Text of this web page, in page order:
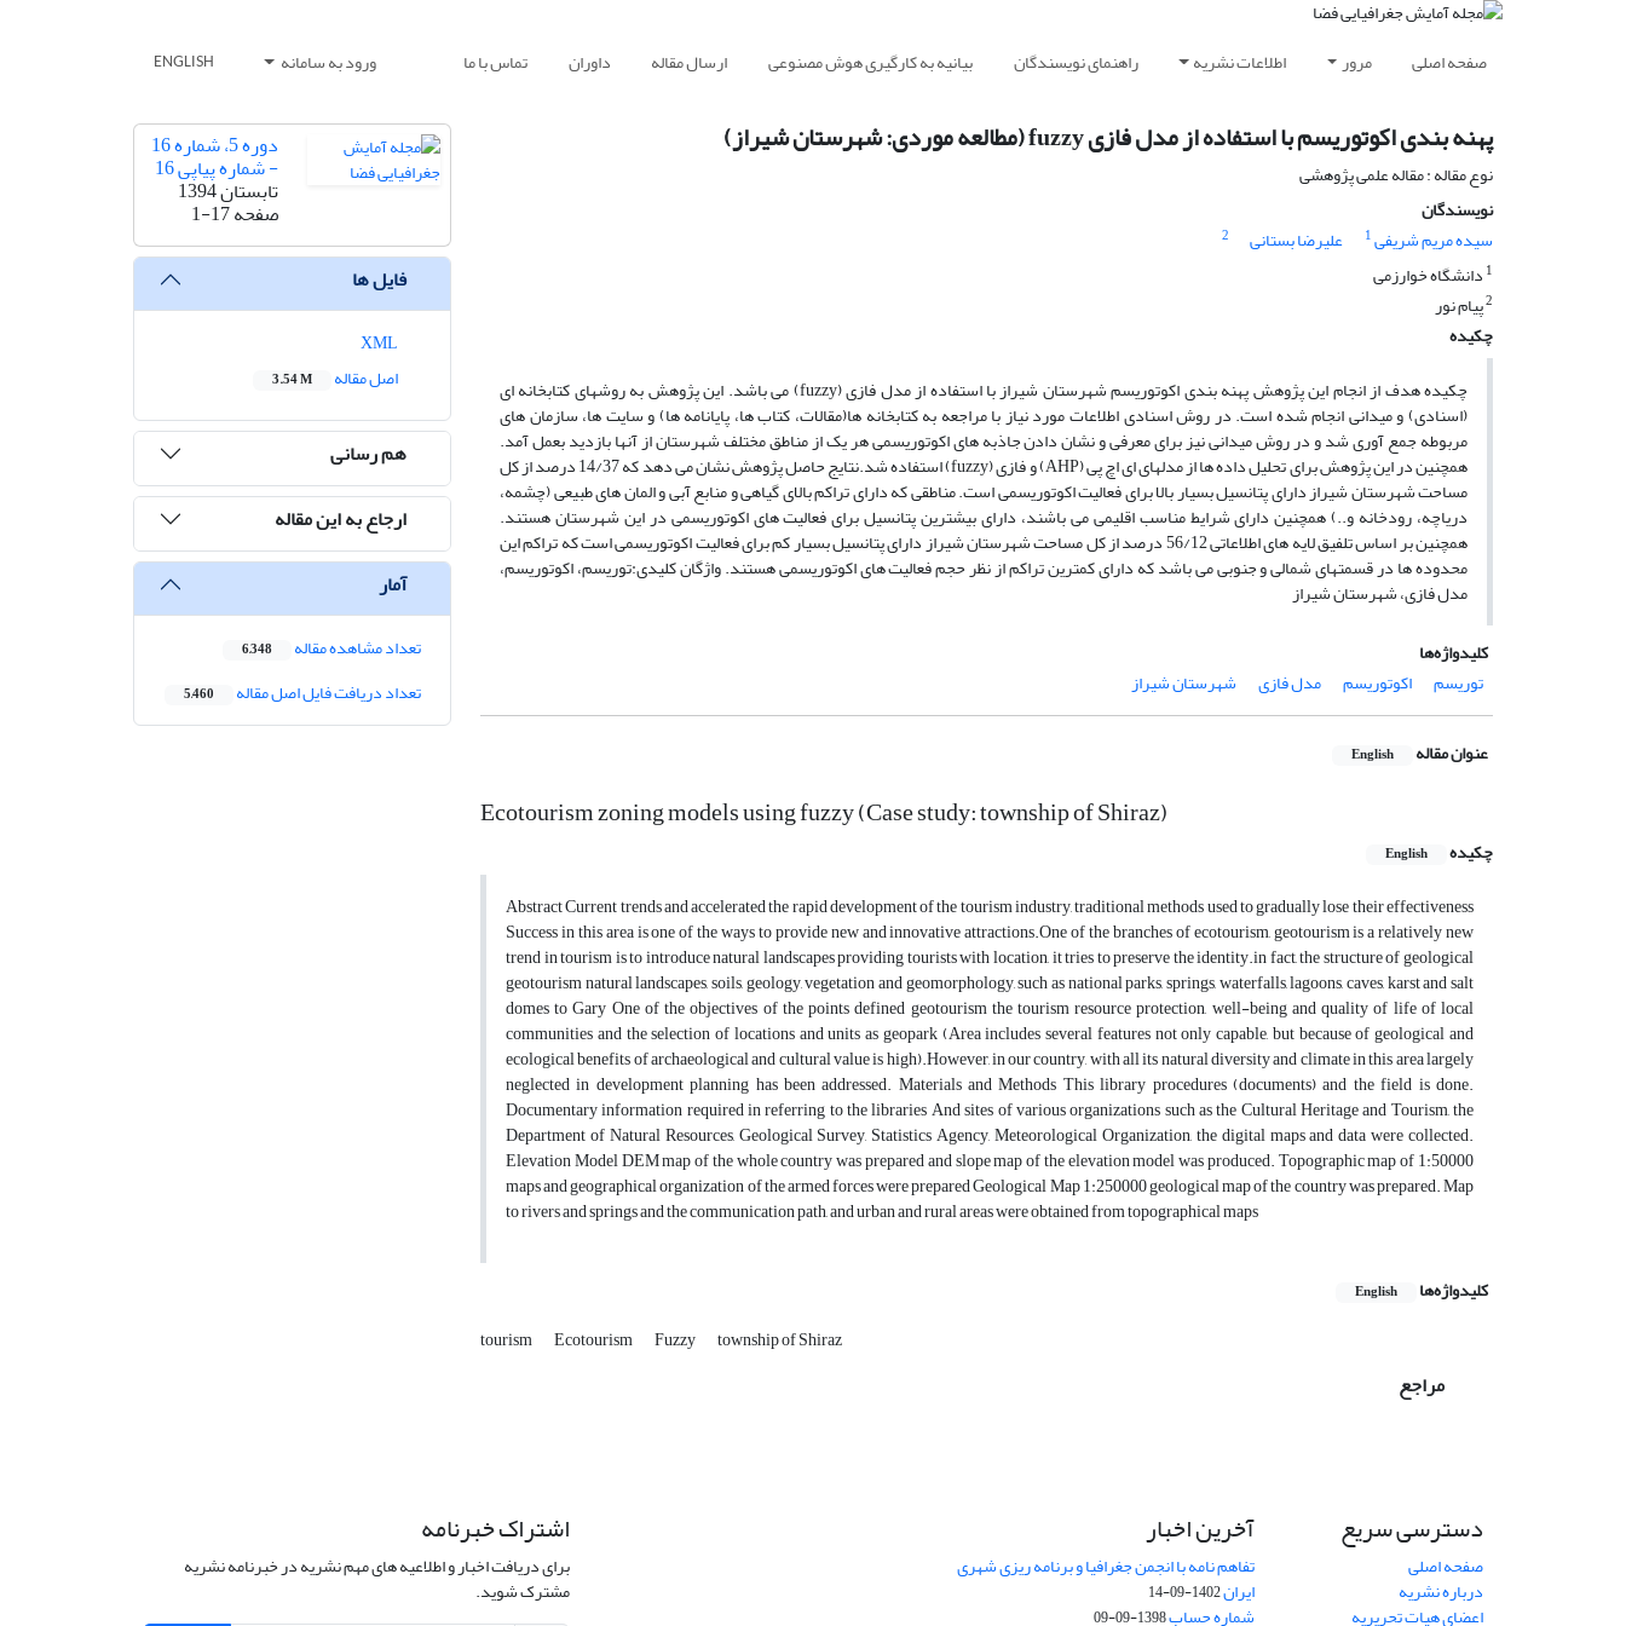
صفحه اصلی مرور اطلاعات نشریه راهنمای نویسندگان بیانیه به کارگیری هوش مصنوعی ارسال مقاله داوران تماس با ما ورود به سامانه ENGLISH
پهنه بندی اکوتوریسم با استفاده از مدل فازی fuzzy (مطالعه موردی: شهرستان شیراز)
نوع مقاله : مقاله علمی پژوهشی
نویسندگان
سیده مریم شریفی1 علیرضا بستانی
2
1 دانشگاه خوارزمی
2پیام نور
چکیده
چکیده هدف از انجام این پژوهش پهنه بندی اکوتوریسم شهرستان شیراز با استفاده از مدل فازی (fuzzy) می باشد. این پژوهش به روشهای کتابخانه ای
(اسنادی) و میدانی انجام شده است. در روش اسنادی اطلاعات مورد نیاز با مراجعه به کتابخانه ها(مقالات، کتاب ها، پایانامه ها) و سایت ها، سازمان های
مربوطه جمع آوری شد و در روش میدانی نیز برای معرفی و نشان دادن جاذبه های اکوتوریسمی هر یک از مناطق مختلف شهرستان از آنها بازدید بعمل آمد.
همچنین در این پژوهش برای تحلیل داده ها از مدلهای ای اچ پی (AHP) و فازی (fuzzy) استفاده شد.نتایج حاصل پژوهش نشان می دهد که 14/37 درصد از کل
مساحت شهرستان شیراز دارای پتانسیل بسیار بالا برای فعالیت اکوتوریسمی است. مناطقی که دارای تراکم بالای گیاهی و منابع آبی و المان های طبیعی (چشمه،
دریاچه، رودخانه و..) همچنین دارای شرایط مناسب اقلیمی می باشند، دارای بیشترین پتانسیل برای فعالیت های اکوتوریسمی در این شهرستان هستند.
همچنین بر اساس تلفیق لایه های اطلاعاتی 56/12 درصد از کل مساحت شهرستان شیراز دارای پتانسیل بسیار کم برای فعالیت اکوتوریسمی است که تراکم این
محدوده ها در قسمتهای شمالی و جنوبی می باشد که دارای کمترین تراکم از نظر حجم فعالیت های اکوتوریسمی هستند. واژگان کلیدی:توریسم، اکوتوریسم،
مدل فازی، شهرستان شیراز
کلیدواژه‌ها
توریسم
اکوتوریسم مدل فازی شهرستان شیراز
عنوان مقاله English
Ecotourism zoning models using fuzzy (Case study: township of Shiraz)
چکیده English
Abstract Current trends and accelerated the rapid development of the tourism industry, traditional methods used to gradually lose their effectiveness
Success in this area is one of the ways to provide new and innovative attractions.One of the branches of ecotourism, geotourism is a relatively new
trend in tourism is to introduce natural landscapes providing tourists with location, it tries to preserve the identity.in fact, the structure of geological
geotourism natural landscapes, soils, geology, vegetation and geomorphology, such as national parks, springs, waterfalls, lagoons, caves, karst and salt
domes to Gary One of the objectives of the points defined geotourism the tourism resource protection, well-being and quality of life of local
communities and the selection of locations and units as geopark (Area includes several features not only capable, but because of geological and
ecological benefits of archaeological and cultural value is high).However, in our country, with all its natural diversity and climate in this area largely
neglected in development planning has been addressed. Materials and Methods This library procedures (documents) and the field is done.
Documentary information required in referring to the libraries And sites of various organizations such as the Cultural Heritage and Tourism, the
Department of Natural Resources, Geological Survey, Statistics Agency, Meteorological Organization, the digital maps and data were collected.
Elevation Model DEM map of the whole country was prepared and slope map of the elevation model was produced. Topographic map of 1:50000
maps and geographical organization of the armed forces were prepared Geological Map 1:250000 geological map of the country was prepared. Map
to rivers and springs and the communication path, and urban and rural areas were obtained from topographical maps
کلیدواژه‌ها English
tourism Ecotourism Fuzzy township of Shiraz
مراجع
دوره 5، شماره 16
- شماره پیاپی 16
تابستان 1394
صفحه1-17
فایل ها
اصل مقاله
3.54 M
هم رسانی
ارجاع به این مقاله
آمار
تعداد مشاهده مقاله 6,348
تعداد دریافت فایل اصل مقاله 5,460
دسترسی سریع
صفحه اصلی
درباره نشریه
اعضای هیات تحریریه
آخرین اخبار
تفاهم نامه با انجمن جغرافیا و برنامه ریزی شهری
ایران1402-09-14
شماره حساب1398-09-09
اشتراک خبرنامه
برای دریافت اخبار و اطلاعیه های مهم نشریه در خبرنامه نشریه
مشترک شوید.